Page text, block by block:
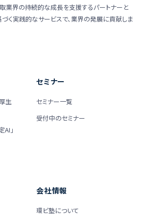
業界の持続的な成長を支援するパートナーと
づく実践的なサービスで、業界の発展に貢献しま
生
AI」
セミナー
セミナー一覧
受付中のセミナー
会社情報
環ビ塾について